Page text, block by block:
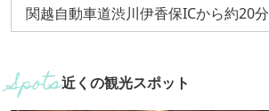
関越自動車道渋川伊香保ICから約20分
近くの観光スポット